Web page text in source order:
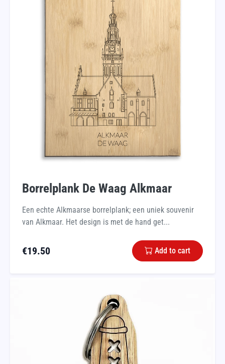
Borrelplank De Waag Alkmaar
Een echte Alkmaarse borrelplank; een uniek souvenir
van Alkmaar. Het design is met de hand get...
€19.50 Add to cart